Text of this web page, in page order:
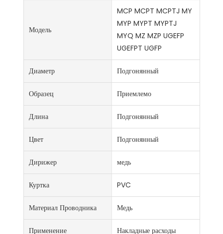
Модель
MCP MCPT MCPTJ MY
MYP MYPT MYPTJ
MYQ MZ MZP UGEFP
UGEFPT UGFP
Диаметр Подгонянный
Образец Приемлемо
Длина Подгонянный
Цвет Подгонянный
Дирижер медь
Куртка PVC
Материал Проводника Медь
Применение Накладные расходы